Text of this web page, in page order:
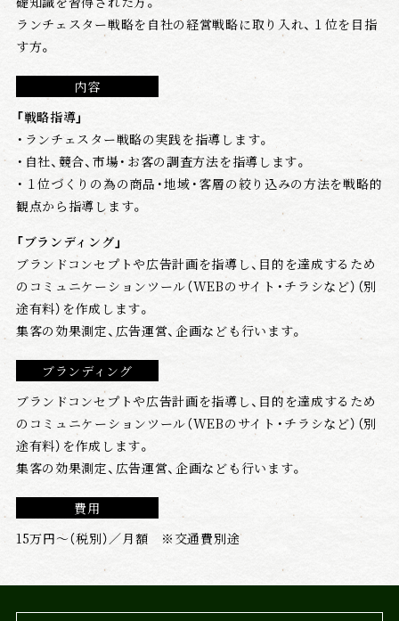
ランチェスター戦略を自社の経営戦略に取り入れ、１位を目指
す方。
内容
「戦略指導」
・ランチェスター戦略の実践を指導します。
・自社、競合、市場・お客の調査方法を指導します。
・１位づくりの為の商品・地域・客層の絞り込みの方法を戦略的
観点から指導します。
「ブランディング」
ブランドコンセプトや広告計画を指導し、目的を達成するため
のコミュニケーションツール（WEBのサイト・チラシなど）（別
途有料）を作成します。
集客の効果測定、広告運営、企画なども行います。
ブランディング
ブランドコンセプトや広告計画を指導し、目的を達成するため
のコミュニケーションツール（WEBのサイト・チラシなど）（別
途有料）を作成します。
集客の効果測定、広告運営、企画なども行います。
費用
15万円〜（税別）／月額 ※交通費別途